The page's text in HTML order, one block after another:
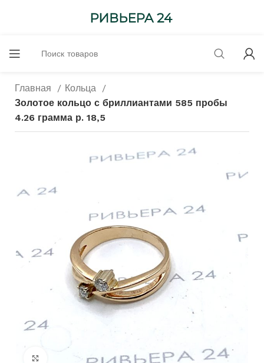
Главная
Кольца
Золотое кольцо с бриллиантами 585 пробы
4.26 грамма р. 18,5
Нажмите, чтобы увеличить